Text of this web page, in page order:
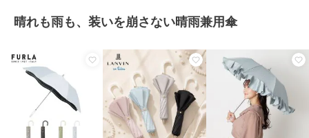
晴れも雨も、装いを崩さない晴雨兼用傘